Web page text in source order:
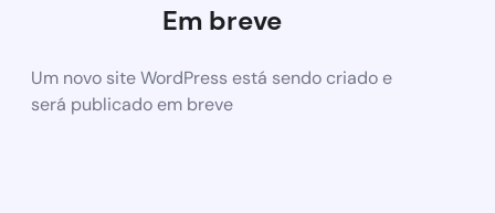
Em breve
Um novo site WordPress está sendo criado e
será publicado em breve